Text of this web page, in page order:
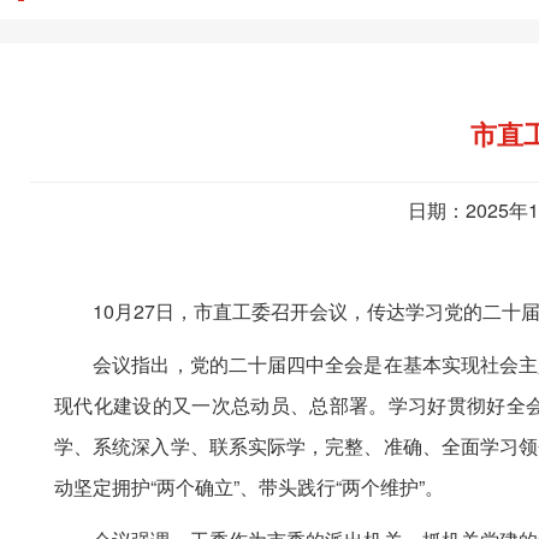
市直
日期：2025
10月27日，市直工委召开会议，传达学习党的二十
会议指出，党的二十届四中全会是在基本实现社会主
现代化建设的又一次总动员、总部署。学习好贯彻好
学、系统深入学、联系实际学，完整、准确、全面学习
动坚定拥护“两个确立”、带头践行“两个维护”。